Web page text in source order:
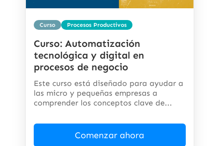
Curso Procesos Productivos
Curso: Automatización
tecnológica y digital en
procesos de negocio
Este curso está diseñado para ayudar a
las micro y pequeñas empresas a
comprender los conceptos clave de...
Comenzar ahora